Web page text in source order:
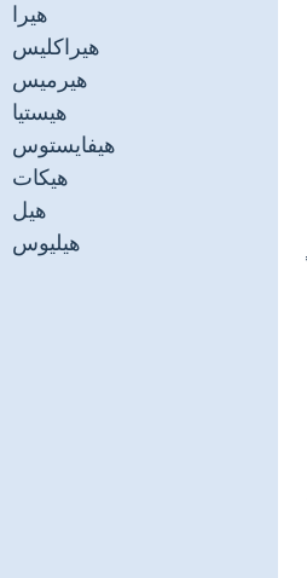
هيرا
هيراكليس
هيرميس
هيستيا
هيفايستوس
هيكات
هيل
هيليوس